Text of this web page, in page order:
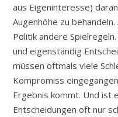
aus Eigeninteresse)
Augenhöhe zu
Politik andere
und eigenständig
müssen oftmals viele
Kompromiss
Ergebnis kommt. Und ist
Entscheidungen oft nur